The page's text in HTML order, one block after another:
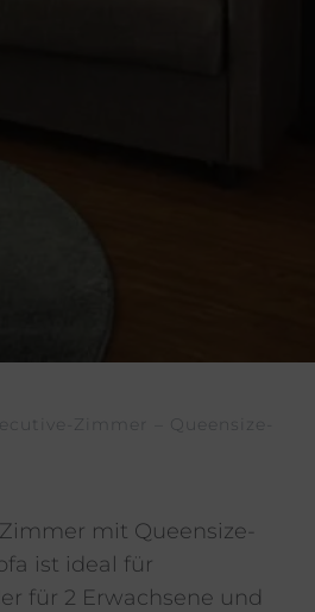
Zimmer – Queensize-
mit Queensize-
ist ideal für
für 2 Erwachsene und